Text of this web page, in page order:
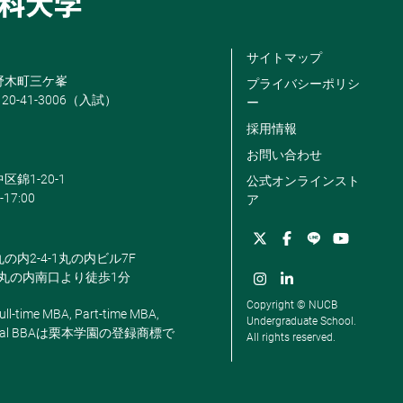
木町三ケ峯
41-3006（入試）
錦1-20-1
17:00
内2-4-1丸の内ビル7F
の内南口より徒歩1分
time MBA, Part-time MBA,
BBAは栗本学園の登録商標で
サイトマップ
プライバシーポリシ
ー
採用情報
お問い合わせ
公式オンラインスト
ア
Copyright © NUCB
Undergraduate School.
All rights reserved.